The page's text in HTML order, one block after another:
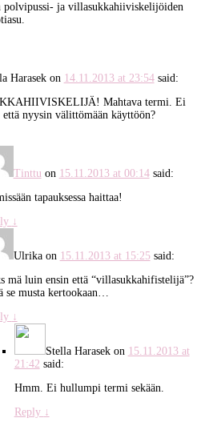
ja villasukkahiiviskelijöiden
Harasekon 14.11.2013 at 23:54 said:
Mahtava termi. Ei
että nyysin välittömään käyttöön?
Tinttuon 15.11.2013 at 00:14 said:
tapauksessa haittaa!
↓
Ulrikaon 15.11.2013 at 15:25 said:
mä luin ensin että “villasukkahifistelijä”?
se musta kertookaan…
↓
Stella Harasekon 15.11.2013 at
21:42 said:
Hmm. Ei hullumpi termi sekään.
Reply ↓